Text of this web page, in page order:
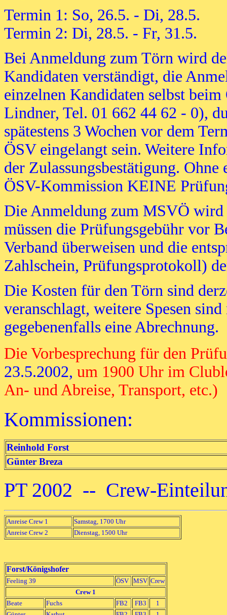
Termin 1: So, 26.5. - Di, 28.5.
Termin 2: Di, 28.5. - Fr, 31.5.
Bei Anmeldung zum Törn wird
Kandidaten verständigt, die
einzelnen Kandidaten selbst
Lindner, Tel. 01 662 44 62 - 0),
spätestens 3 Wochen vor dem
ÖSV eingelangt sein. Weitere
der Zulassungsbestätigung.
ÖSV-Kommission KEINE
Die Anmeldung zum MSVÖ
müssen die Prüfungsgebühr vor
Verband überweisen und die
Zahlschein, Prüfungsprotokoll)
Die Kosten für den Törn sind
veranschlagt, weitere Spesen
gegebenenfalls eine Abrechnung.
Die Vorbesprechung für den
23.5.2002, um 1900 Uhr im
An- und Abreise, Transport, etc.)
Kommissionen:
Reinhold Forst
Günter Breza
PT 2002 -- Crew-
Anreise Crew 1
Samstag, 1700 Uhr
Anreise Crew 2
Dienstag, 1500 Uhr
Forst/Königshofer
Feeling 39 ÖSV MSV Crew
Crew 1
Beate
Fuchs FB2 FB3
1